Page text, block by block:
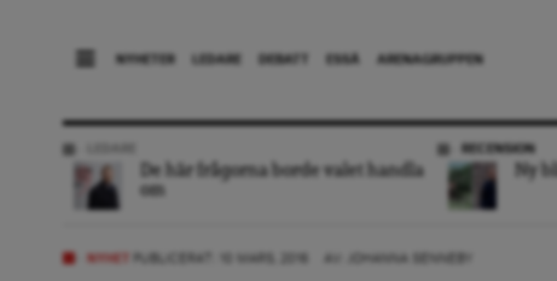
NYHETER LEDARE DEBATT ESSÄ ARENAGRUPPEN
De här frågorna borde valet handla
om
RECENSION
Ny
NYHET